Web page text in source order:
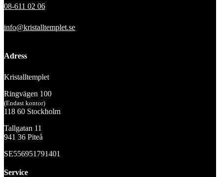
08-611 02 06
info@kristalltemplet.se
Adress
Kristalltemplet
Ringvägen 100
(Endast kontor)
118 60 Stockholm
Tallgatan 11
941 36 Piteå
SE556951791401
Service